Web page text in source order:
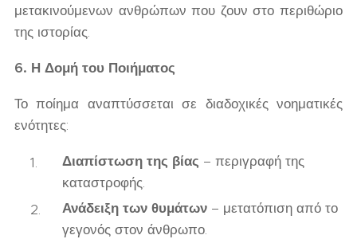
μετακινούμενων ανθρώπων που ζουν στο περιθώριο
της ιστορίας.
6. Η Δομή του Ποιήματος
Το ποίημα αναπτύσσεται σε διαδοχικές νοηματικές
ενότητες:
Διαπίστωση της βίας – περιγραφή της
καταστροφής.
Ανάδειξη των θυμάτων – μετατόπιση από το
γεγονός στον άνθρωπο.